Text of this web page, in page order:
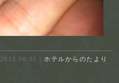
2013.06.01 |ホテルからのたより